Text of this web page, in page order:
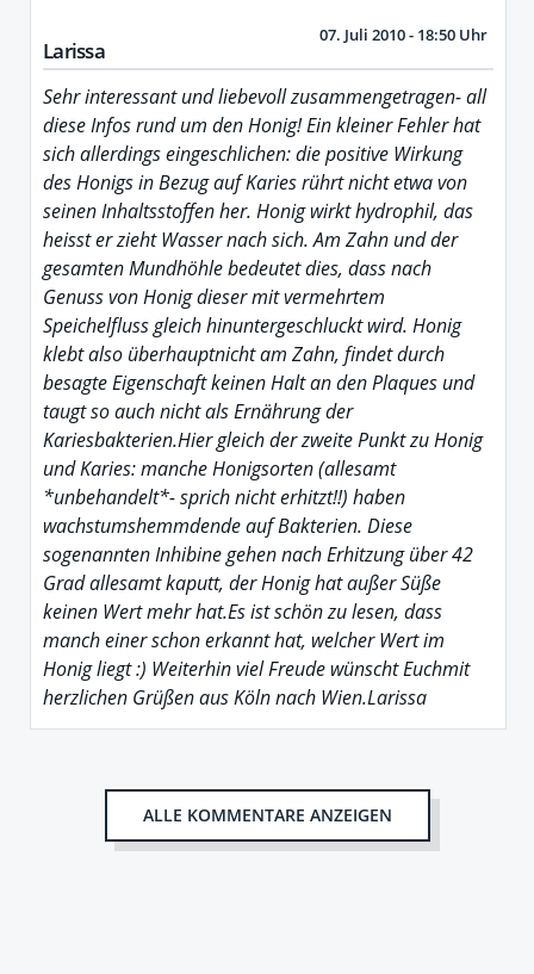
Larissa
07. Juli 2010 - 18:50 Uhr
Sehr interessant und liebevoll zusammengetragen- all
diese Infos rund um den Honig! Ein kleiner Fehler hat
sich allerdings eingeschlichen: die positive Wirkung
des Honigs in Bezug auf Karies rührt nicht etwa von
seinen Inhaltsstoffen her. Honig wirkt hydrophil, das
heisst er zieht Wasser nach sich. Am Zahn und der
gesamten Mundhöhle bedeutet dies, dass nach
Genuss von Honig dieser mit vermehrtem
Speichelfluss gleich hinuntergeschluckt wird. Honig
klebt also überhauptnicht am Zahn, findet durch
besagte Eigenschaft keinen Halt an den Plaques und
taugt so auch nicht als Ernährung der
Kariesbakterien.Hier gleich der zweite Punkt zu Honig
und Karies: manche Honigsorten (allesamt
*unbehandelt*- sprich nicht erhitzt!!) haben
wachstumshemmdende auf Bakterien. Diese
sogenannten Inhibine gehen nach Erhitzung über 42
Grad allesamt kaputt, der Honig hat außer Süße
keinen Wert mehr hat.Es ist schön zu lesen, dass
manch einer schon erkannt hat, welcher Wert im
Honig liegt :) Weiterhin viel Freude wünscht Euchmit
herzlichen Grüßen aus Köln nach Wien.Larissa
ALLE KOMMENTARE ANZEIGEN